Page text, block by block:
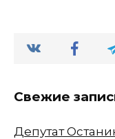
Свежие
Депутат